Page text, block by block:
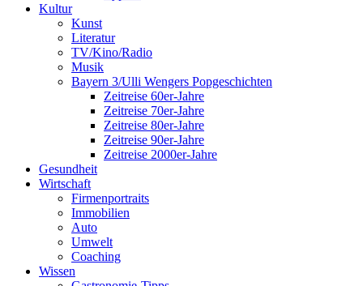
Kultur
Kunst
Literatur
TV/Kino/Radio
Musik
Bayern 3/Ulli Wengers Popgeschichten
Zeitreise 60er-Jahre
Zeitreise 70er-Jahre
Zeitreise 80er-Jahre
Zeitreise 90er-Jahre
Zeitreise 2000er-Jahre
Gesundheit
Wirtschaft
Firmenportraits
Immobilien
Auto
Umwelt
Coaching
Wissen